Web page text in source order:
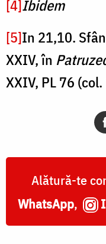
[4]Ibidem
[5]In 21,10.
XXIV, în
XXIV, PL 76
Alătură-te
WhatsApp,